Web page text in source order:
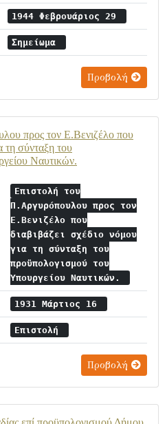
1944 Φεβρουάριος 29
Σημείωμα
Προβολή
προς τον Ε.Βενιζέλο που
τη σύνταξη του
Ναυτικών.
Επιστολή του
Π.Αργυρόπουλου προς τον
Ε.Βενιζέλο που
διαβιβάζει σχέδιο νόμου
για τη σύνταξη του
προϋπολογισμού του
Υπουργείου Ναυτικών.
1931 Μάρτιος 16
Επιστολή
Προβολή